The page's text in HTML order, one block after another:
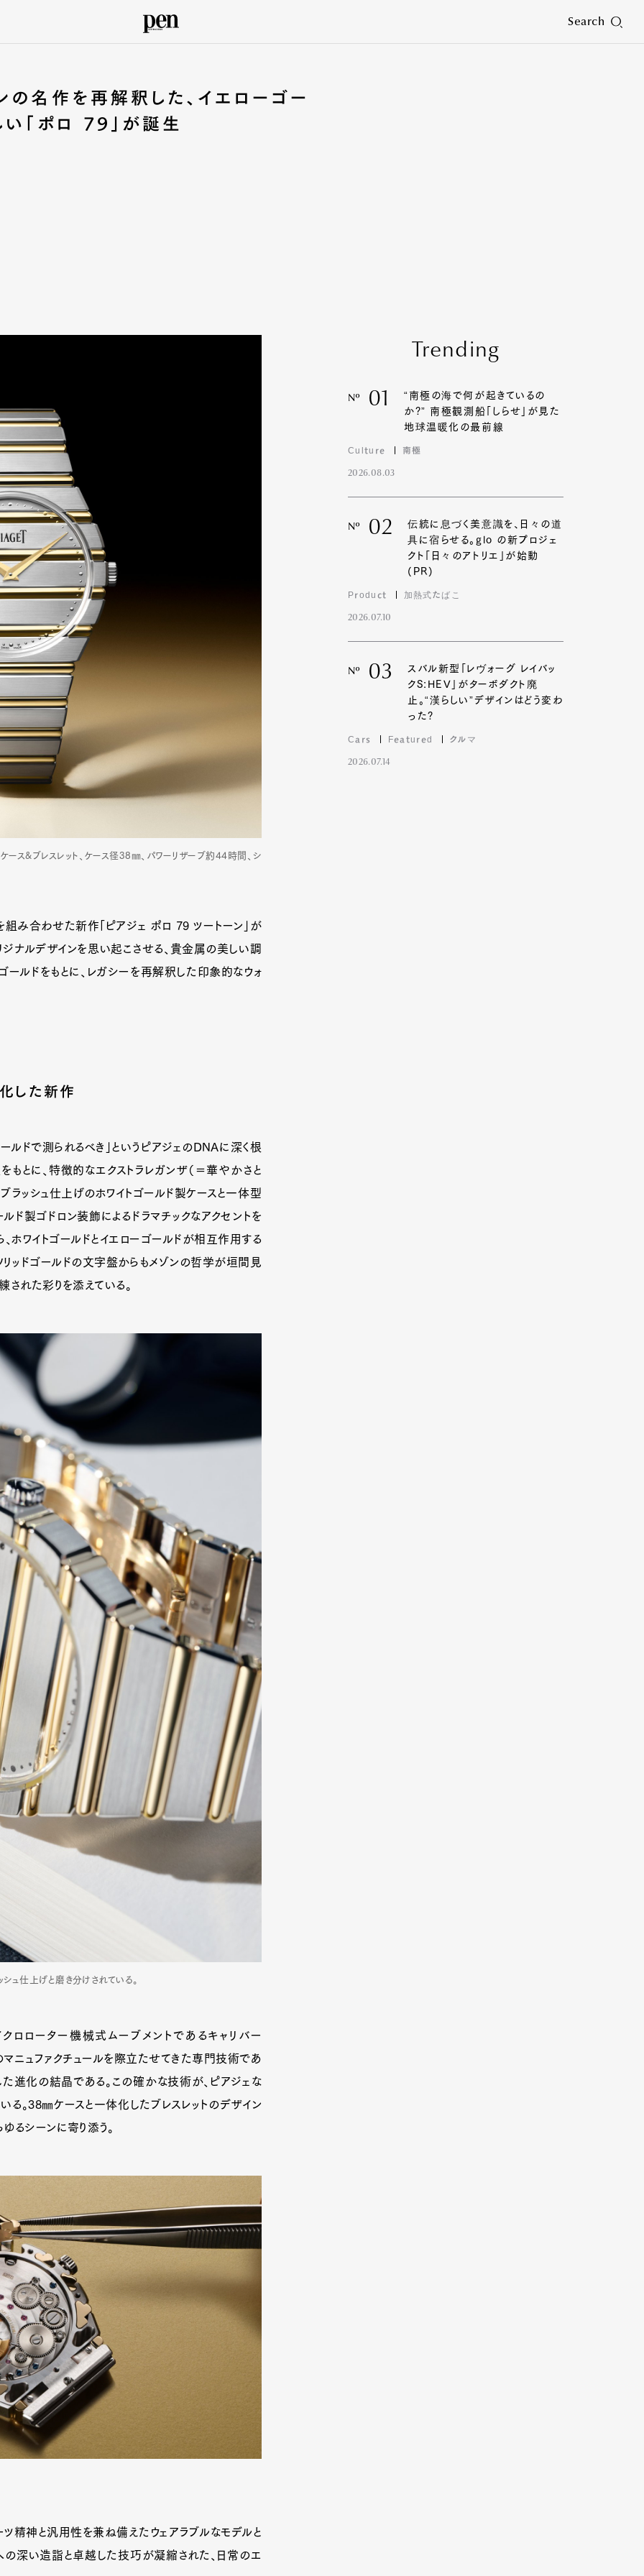
Search
Art&Design Watch
Fashion
Cars Product
Culture
Lifestyle
Magazine Official Columnist
Pen international Pen tw
の名作を再解釈した、イエローゴー
「ポロ 79」が誕生
ス&ブレスレット、ケース径38㎜、パワーリザーブ約44時間、シ
組み合わせた新作「ピアジェ ポロ 79 ツートーン」が
ナルデザインを思い起こさせる、貴金属の美しい調
ルドをもとに、レガシーを再解釈した印象的なウォ
した新作
ルドで測られるべき」というピアジェのDNAに深く根
とに、特徴的なエクストラレガンザ（＝華やかさと
ラッシュ仕上げのホワイトゴールド製ケースと一体型
ド製ゴドロン装飾によるドラマチックなアクセントを
ホワイトゴールドとイエローゴールドが相互作用する
リッドゴールドの文字盤からもメゾンの哲学が垣間見
された彩りを添えている。
シュ仕上げと磨き分けされている。
ロローター機械式ムーブメントであるキャリバー
ニュファクチュールを際立たせてきた専門技術であ
た進化の結晶である。この確かな技術が、ピアジェな
る。38㎜ケースと一体化したブレスレットのデザイン
るシーンに寄り添う。
精神と汎用性を兼ね備えたウェアラブルなモデルと
の深い造詣と卓越した技巧が凝縮された、日常のエ
Trending
Nº 01
“南極の海で何が起きているの
か?” 南極観測船「しらせ」が見た
地球温暖化の最前線
Culture 南極
2026.08.03
Nº 02
伝統に息づく美意識を、日々の道
具に宿らせる。glo の新プロジェ
クト「日々のアトリエ」が始動
(PR)
Product 加熱式たばこ
2026.07.10
Nº 03
スバル新型「レヴォーグ レイバッ
クS:HEV」がターボダクト廃
止。“漢らしい”デザインはどう変わ
った?
Cars Featured クルマ
2026.07.14